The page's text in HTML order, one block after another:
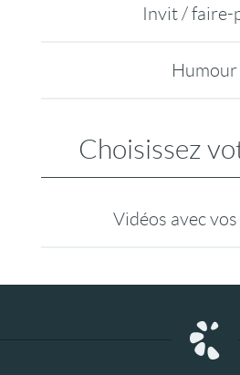
Invit / faire-
Humour
Choisissez
Vidéos avec